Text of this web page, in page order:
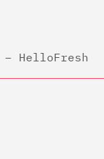
HelloFresh